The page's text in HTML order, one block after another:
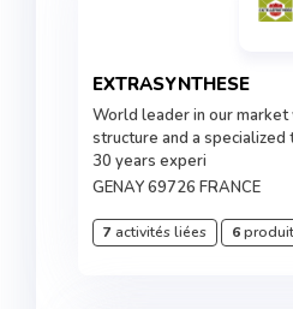
EXTRASYNTHESE
World leader in our
structure and a specialized
30 years experi
GENAY 69726 FRANCE
7activités liées 6